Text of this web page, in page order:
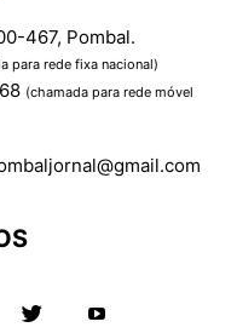
467, Pombal.
para rede fixa nacional)
(chamada para rede móvel